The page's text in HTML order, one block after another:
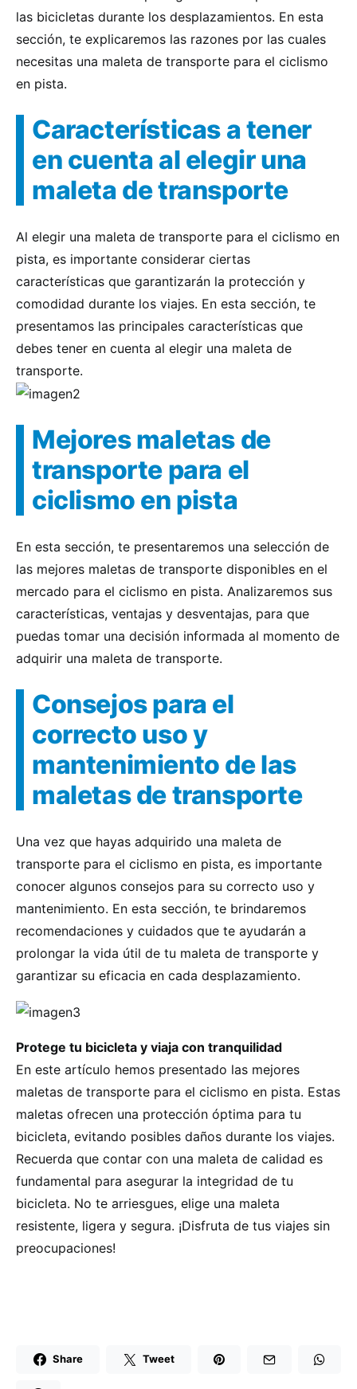
las bicicletas durante los desplazamientos. En esta
sección, te explicaremos las razones por las cuales
necesitas una maleta de transporte para el ciclismo
en pista.
Características a tener
en cuenta al elegir una
maleta de transporte
Al elegir una maleta de transporte para el ciclismo en
pista, es importante considerar ciertas
características que garantizarán la protección y
comodidad durante los viajes. En esta sección, te
presentamos las principales características que
debes tener en cuenta al elegir una maleta de
transporte.
Mejores maletas de
transporte para el
ciclismo en pista
En esta sección, te presentaremos una selección de
las mejores maletas de transporte disponibles en el
mercado para el ciclismo en pista. Analizaremos sus
características, ventajas y desventajas, para que
puedas tomar una decisión informada al momento de
adquirir una maleta de transporte.
Consejos para el
correcto uso y
mantenimiento de las
maletas de transporte
Una vez que hayas adquirido una maleta de
transporte para el ciclismo en pista, es importante
conocer algunos consejos para su correcto uso y
mantenimiento. En esta sección, te brindaremos
recomendaciones y cuidados que te ayudarán a
prolongar la vida útil de tu maleta de transporte y
garantizar su eficacia en cada desplazamiento.
Protege tu bicicleta y viaja con tranquilidad
En este artículo hemos presentado las mejores
maletas de transporte para el ciclismo en pista. Estas
maletas ofrecen una protección óptima para tu
bicicleta, evitando posibles daños durante los viajes.
Recuerda que contar con una maleta de calidad es
fundamental para asegurar la integridad de tu
bicicleta. No te arriesgues, elige una maleta
resistente, ligera y segura. ¡Disfruta de tus viajes sin
preocupaciones!
Share Tweet